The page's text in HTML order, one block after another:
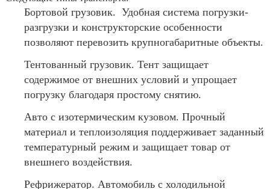
Бортовой грузовик. Удобная система погрузки-
разгрузки и конструкторские особенности
позволяют перевозить крупногабаритные объекты.
Тентованный грузовик. Тент защищает
содержимое от внешних условий и упрощает
погрузку благодаря простому снятию.
Авто с изотермическим кузовом. Прочный
материал и теплоизоляция поддерживает заданный
температурный режим и защищает товар от
внешнего воздействия.
Рефрижератор. Автомобиль с холодильной